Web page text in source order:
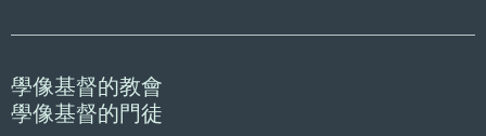
學像基督的教會
學像基督的門徒